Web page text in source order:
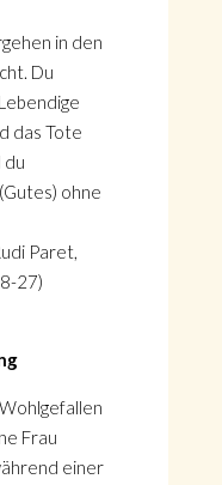
in den
Du
das Tote
du
ohne
Paret,
27)
Frau
einer